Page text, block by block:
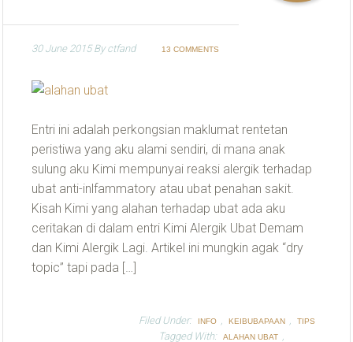
30 June 2015Byctfand 13 COMMENTS
Entri ini adalah perkongsian maklumat rentetan
peristiwa yang aku alami sendiri, di mana anak
sulung aku Kimi mempunyai reaksi alergik terhadap
ubat anti-inlfammatory atau ubat penahan sakit.
Kisah Kimi yang alahan terhadap ubat ada aku
ceritakan di dalam entri Kimi Alergik Ubat Demam
dan Kimi Alergik Lagi. Artikel ini mungkin agak “dry
topic” tapi pada […]
Filed Under: INFO , KEIBUBAPAAN , TIPS
Tagged With: ALAHAN UBAT ,